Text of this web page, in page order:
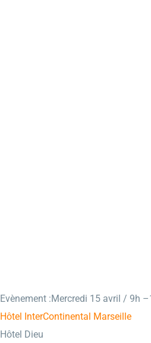
Evènement :Mercredi 15 avril / 9h
Hôtel InterContinental Marseille
Hôtel Dieu